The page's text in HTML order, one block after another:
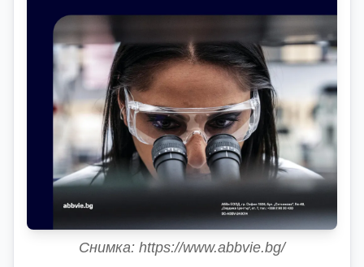
Снимка: https://www.abbvie.bg/